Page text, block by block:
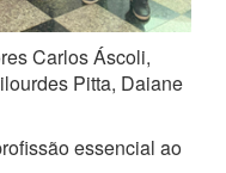
Carlos Áscoli,
Pitta, Daiane
essencial ao